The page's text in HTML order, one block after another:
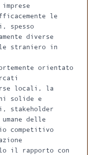
le
spesso
diverse
straniero in
orientato
locali, la
solide e
stakeholder
delle
competitivo
il rapporto con